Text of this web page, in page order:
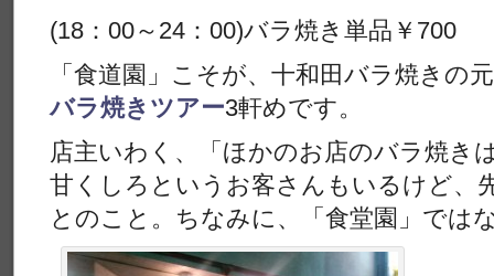
(18：00～24：00)バラ焼き単品￥700
「食道園」こそが、十和田バラ焼きの
バラ焼きツアー3軒めです。
店主いわく、「ほかのお店のバラ焼き
甘くしろというお客さんもいるけど、
とのこと。ちなみに、「食堂園」では